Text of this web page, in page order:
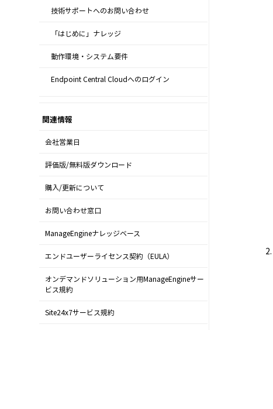
技術サポートへのお問い合わせ
「はじめに」ナレッジ
動作環境・システム要件
Endpoint Central Cloudへのログイン
関連情報
会社営業日
評価版/無料版ダウンロード
購入/更新について
お問い合わせ窓口
ManageEngineナレッジベース
エンドユーザーライセンス契約（EULA）
オンデマンドソリューション用ManageEngineサー
ビス規約
Site24x7サービス規約